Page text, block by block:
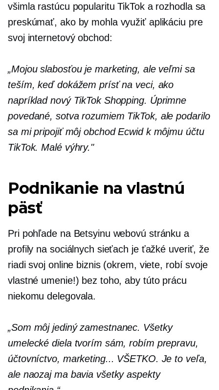
všimla rastúcu popularitu TikTok a rozhodla sa
preskúmať, ako by mohla využiť aplikáciu pre
svoj internetový obchod:
„Mojou slabosťou je marketing, ale veľmi sa
teším, keď dokážem prísť na veci, ako
napríklad nový TikTok Shopping. Úprimne
povedané, sotva rozumiem TikTok, ale podarilo
sa mi pripojiť môj obchod Ecwid k môjmu účtu
TikTok. Malé výhry."
Podnikanie na vlastnú
päsť
Pri pohľade na Betsyinu webovú stránku a
profily na sociálnych sieťach je ťažké uveriť, že
riadi svoj online biznis (okrem, viete, robí svoje
vlastné umenie!) bez toho, aby túto prácu
niekomu delegovala.
„Som môj jediný zamestnanec. Všetky
umelecké diela tvorím sám, robím prepravu,
účtovníctvo, marketing... VŠETKO. Je to veľa,
ale naozaj ma bavia všetky aspekty